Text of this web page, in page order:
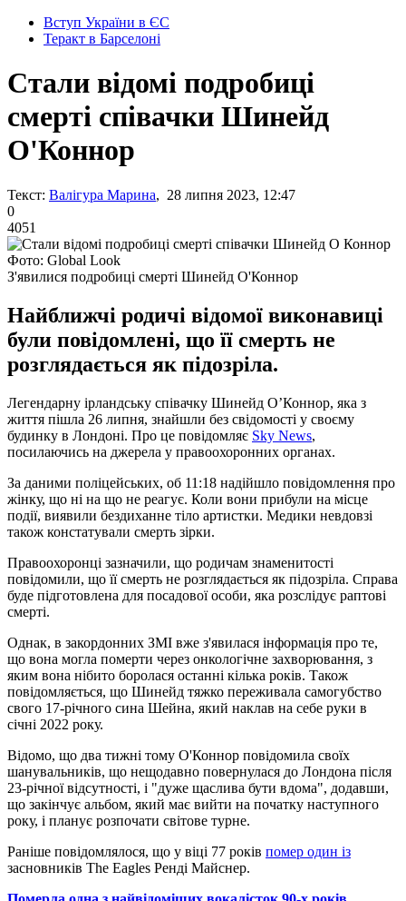
Вступ України в ЄС
Теракт в Барселоні
Стали відомі подробиці
смерті співачки Шинейд
О'Коннор
Текст: Валігура Марина, 28 липня 2023, 12:47
0
4051
Фото: Global Look
З'явилися подробиці смерті Шинейд О'Коннор
Найближчі родичі відомої виконавиці
були повідомлені, що її смерть не
розглядається як підозріла.
Легендарну ірландську співачку Шинейд О’Коннор, яка з
життя пішла 26 липня, знайшли без свідомості у своєму
будинку в Лондоні. Про це повідомляє Sky News,
посилаючись на джерела у правоохоронних органах.
За даними поліцейських, об 11:18 надійшло повідомлення про
жінку, що ні на що не реагує. Коли вони прибули на місце
події, виявили бездиханне тіло артистки. Медики невдовзі
також констатували смерть зірки.
Правоохоронці зазначили, що родичам знаменитості
повідомили, що її смерть не розглядається як підозріла. Справа
буде підготовлена для посадової особи, яка розслідує раптові
смерті.
Однак, в закордонних ЗМІ вже з'явилася інформація про те,
що вона могла померти через онкологічне захворювання, з
яким вона нібито боролася останні кілька років. Також
повідомляється, що Шинейд тяжко переживала самогубство
свого 17-річного сина Шейна, який наклав на себе руки в
січні 2022 року.
Відомо, що два тижні тому О'Коннор повідомила своїх
шанувальників, що нещодавно повернулася до Лондона після
23-річної відсутності, і "дуже щаслива бути вдома", додавши,
що закінчує альбом, який має вийти на початку наступного
року, і планує розпочати світове турне.
Раніше повідомлялося, що у віці 77 років помер один із
засновників The Eagles Ренді Майснер.